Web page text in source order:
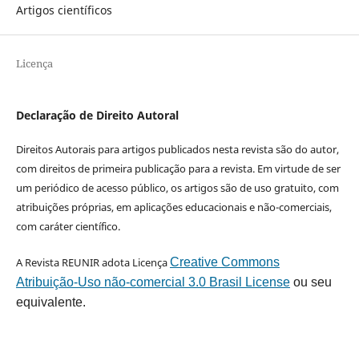
Artigos científicos
Licença
Declaração de Direito Autoral
Direitos Autorais para artigos publicados nesta revista são do autor,
com direitos de primeira publicação para a revista. Em virtude de ser
um periódico de acesso público, os artigos são de uso gratuito, com
atribuições próprias, em aplicações educacionais e não-comerciais,
com caráter científico.
A Revista REUNIR adota LicençaCreative Commons
Atribuição-Uso não-comercial 3.0 Brasil Licenseou seu
equivalente.